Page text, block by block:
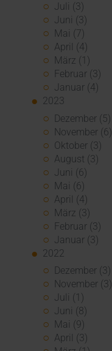
Juli (3)
Juni (3)
Mai (7)
April (4)
März (1)
Februar (3)
Januar (4)
2023
Dezember (5)
November (6)
Oktober (3)
August (3)
Juni (6)
Mai (6)
April (4)
März (3)
Februar (3)
Januar (3)
2022
Dezember (3)
November (3)
Juli (1)
Juni (8)
Mai (9)
April (3)